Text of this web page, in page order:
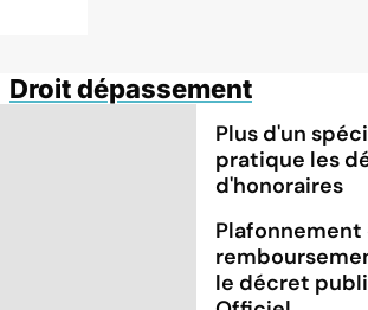
Droit dépassement
Plus d'un
pratique les
d'honoraires
Plafonnement
le décret